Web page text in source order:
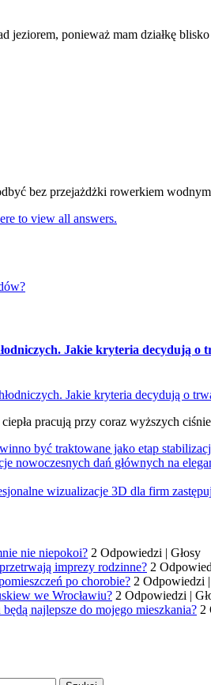
jeziorem, ponieważ mam działkę
bez przejażdżki rowerkiem
to view all answers.
Jakie kryteria decydują o
pracują przy coraz wyższych
być traktowane jako etap
nowoczesnych dań głównych na
wizualizacje 3D dla firm
nie niepokoi? 2 Odpowiedzi | Głosy
imprezy rodzinne? 2
po chorobie? 2 Odpowiedzi |
we Wrocławiu? 2 Odpowiedzi |
najlepsze do mojego mieszkania? 2